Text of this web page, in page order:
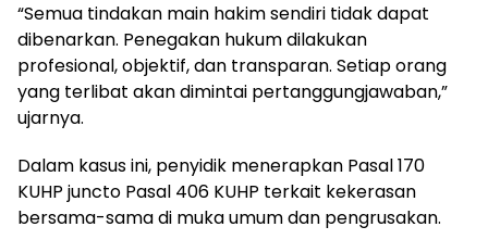
“Semua tindakan main hakim sendiri tidak dapat
dibenarkan. Penegakan hukum dilakukan
profesional, objektif, dan transparan. Setiap orang
yang terlibat akan dimintai pertanggungjawaban,”
ujarnya.
Dalam kasus ini, penyidik menerapkan Pasal 170
KUHP juncto Pasal 406 KUHP terkait kekerasan
bersama-sama di muka umum dan pengrusakan.